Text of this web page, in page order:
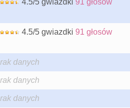
4.5/5 gwiazdki 91 głosów
4.5/5 gwiazdki 91 głosów
danych
danych
danych